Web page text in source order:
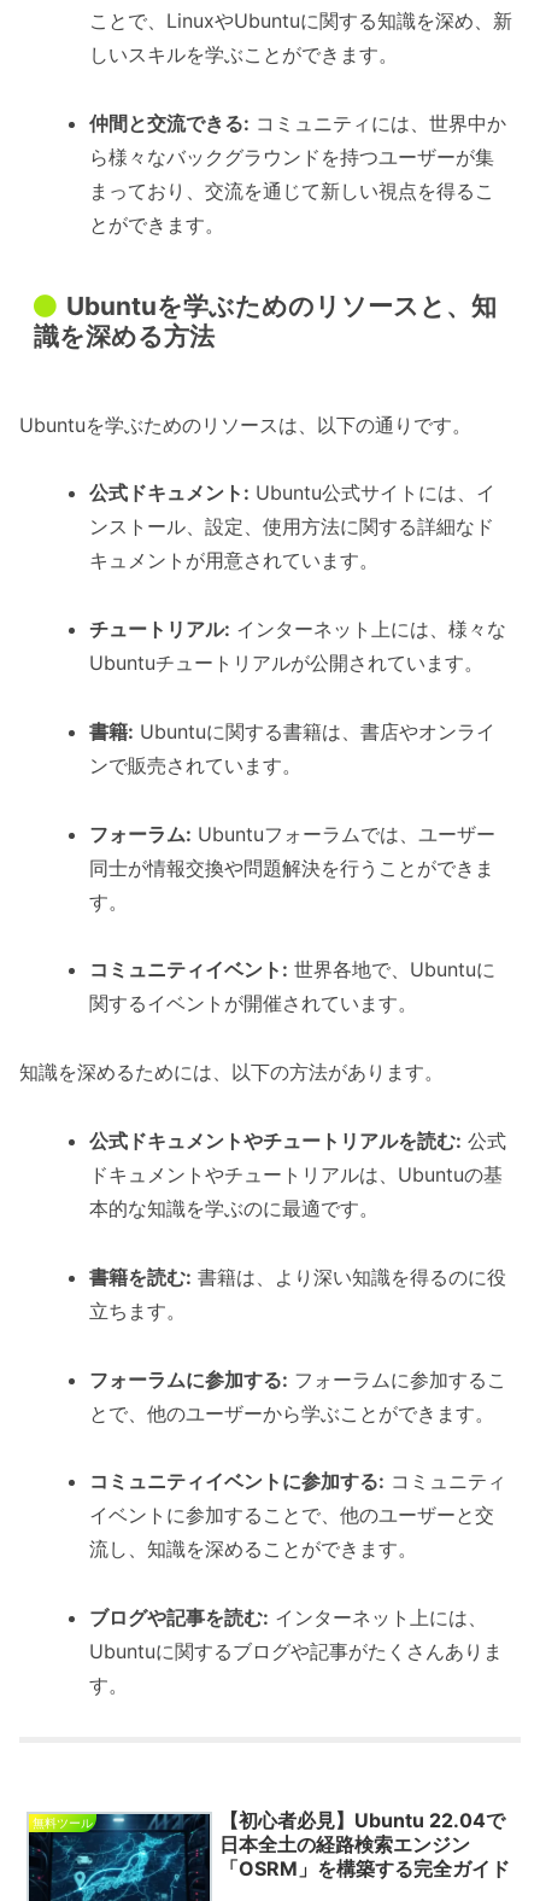
ことで、LinuxやUbuntuに関する知識を深め、新
しいスキルを学ぶことができます。
仲間と交流できる: コミュニティには、世界中か
ら様々なバックグラウンドを持つユーザーが集
まっており、交流を通じて新しい視点を得るこ
とができます。
Ubuntuを学ぶためのリソースと、知
識を深める方法
Ubuntuを学ぶためのリソースは、以下の通りです。
公式ドキュメント: Ubuntu公式サイトには、イ
ンストール、設定、使用方法に関する詳細なド
キュメントが用意されています。
チュートリアル: インターネット上には、様々な
Ubuntuチュートリアルが公開されています。
書籍: Ubuntuに関する書籍は、書店やオンライ
ンで販売されています。
フォーラム: Ubuntuフォーラムでは、ユーザー
同士が情報交換や問題解決を行うことができま
す。
コミュニティイベント: 世界各地で、Ubuntuに
関するイベントが開催されています。
知識を深めるためには、以下の方法があります。
公式ドキュメントやチュートリアルを読む: 公式
ドキュメントやチュートリアルは、Ubuntuの基
本的な知識を学ぶのに最適です。
書籍を読む: 書籍は、より深い知識を得るのに役
立ちます。
フォーラムに参加する: フォーラムに参加するこ
とで、他のユーザーから学ぶことができます。
コミュニティイベントに参加する: コミュニティ
イベントに参加することで、他のユーザーと交
流し、知識を深めることができます。
ブログや記事を読む: インターネット上には、
Ubuntuに関するブログや記事がたくさんありま
す。
無料ツール
【初心者必見】Ubuntu 22.04で
日本全土の経路検索エンジン
「OSRM」を構築する完全ガイド